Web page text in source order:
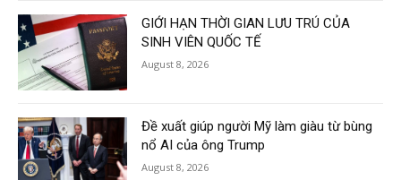
GIỚI HẠN THỜI GIAN LƯU TRÚ CỦA
SINH VIÊN QUỐC TẾ
August 8, 2026
Đề xuất giúp người Mỹ làm giàu từ bùng
nổ AI của ông Trump
August 8, 2026